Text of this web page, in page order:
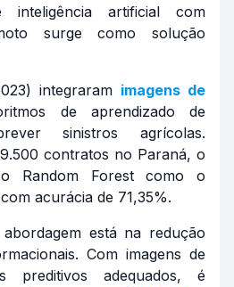
inteligência artificial com
surge como solução
integraram imagens de
de aprendizado de
sinistros agrícolas.
contratos no Paraná, o
Random Forest como o
acurácia de 71,35%.
está na redução
Com imagens de
preditivos adequados, é